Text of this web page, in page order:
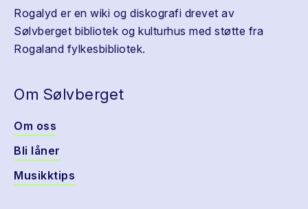
Rogalyd er en wiki og diskografi drevet av
Sølvberget bibliotek og kulturhus med støtte fra
Rogaland fylkesbibliotek.
Om Sølvberget
Om oss
Bli låner
Musikktips